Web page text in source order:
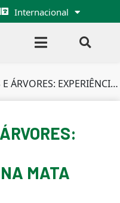
Internacional
ORNITOLÓGICA NA MATA DOS GODOY
MATA